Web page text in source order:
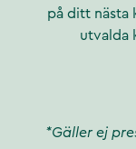
på ditt nästa
utvalda
*Gäller ej